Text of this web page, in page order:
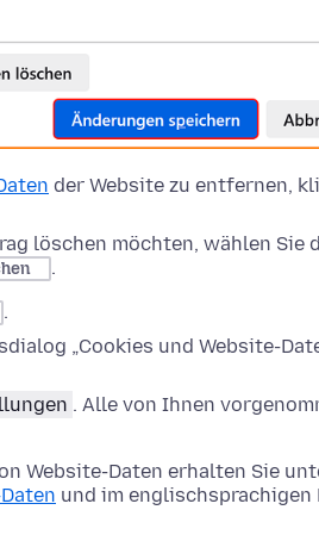
der Website zu entfernen,
löschen möchten, wählen Sie
.
.
„Cookies und Website-
. Alle von Ihnen
Website-Daten erhalten Sie
und im englischsprachigen